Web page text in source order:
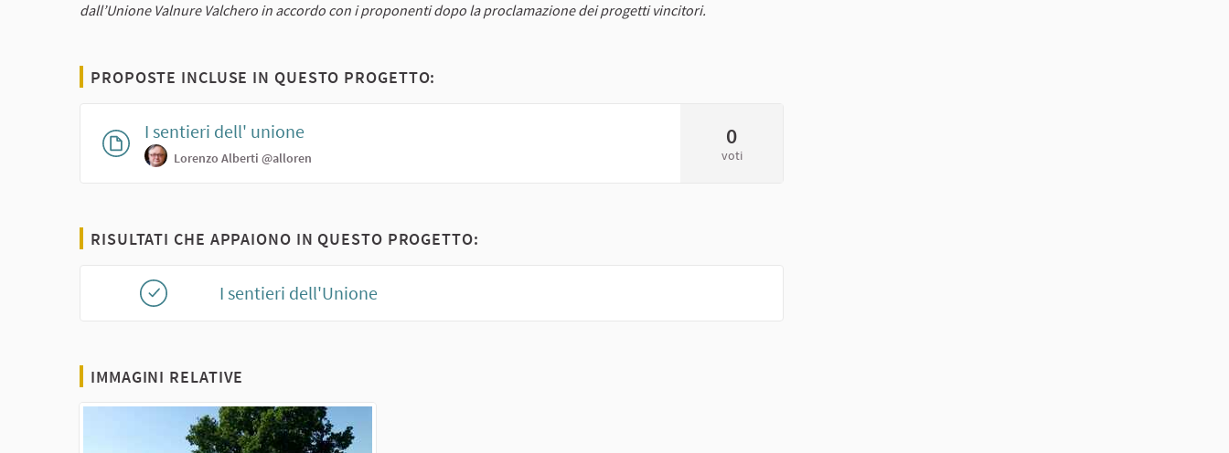
dall’Unione Valnure Valchero in accordo con i proponenti dopo la proclamazione dei progetti vincitori.
PROPOSTE INCLUSE IN QUESTO PROGETTO:
I sentieri dell' unione
Lorenzo Alberti @alloren
0
voti
RISULTATI CHE APPAIONO IN QUESTO PROGETTO:
I sentieri dell'Unione
IMMAGINI RELATIVE